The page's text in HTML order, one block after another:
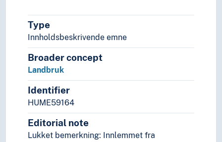
Type
Innholdsbeskrivende emne
Broader concept
Landbruk
Identifier
HUME59164
Editorial note
Lukket bemerkning: Innlemmet fra